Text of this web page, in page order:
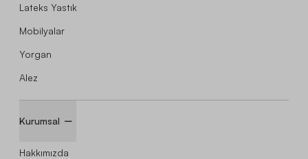
Lateks Yastık
Mobilyalar
Yorgan
Alez
Kurumsal
Hakkımızda